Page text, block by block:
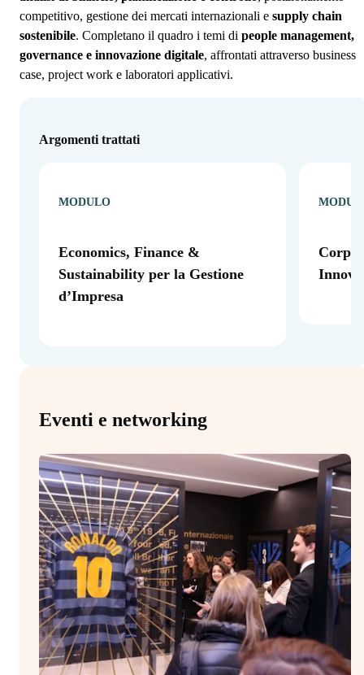
competitivo, gestione dei mercati internazionali e supply chain
sostenibile. Completano il quadro i temi di people management,
governance e innovazione digitale, affrontati attraverso business
case, project work e laboratori applicativi.
Argomenti trattati
MODULO
Economics, Finance &
Sustainability per la Gestione
d’Impresa
Eventi e networking